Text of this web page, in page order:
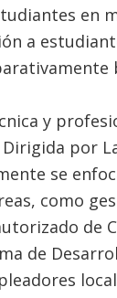
en
a
y
por
se
como
de
de